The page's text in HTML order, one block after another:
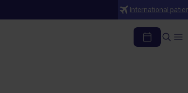
International